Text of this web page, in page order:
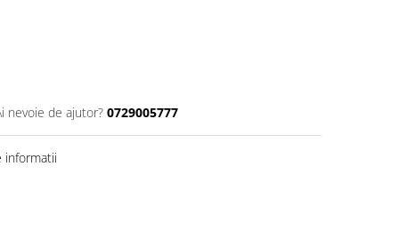
nevoie de ajutor? 0729005777
informatii